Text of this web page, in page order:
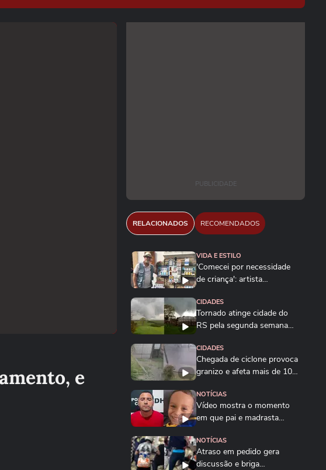
e
PUBLICIDADE
RELACIONADOS RECOMENDADOS
VIDA E ESTILO
'Comecei por necessidade
de criança': artista
CIDADES
Tornado atinge cidade do
RS pela segunda semana
CIDADES
Chegada de ciclone provoca
granizo e afeta mais de 100
NOTÍCIAS
Vídeo mostra o momento
em que pai e madrasta
NOTÍCIAS
Atraso em pedido gera
discussão e briga